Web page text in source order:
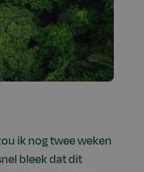
ik nog twee weken
bleek dat dit